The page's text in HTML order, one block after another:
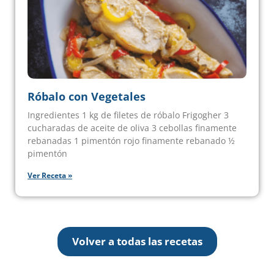
Róbalo con Vegetales
Ingredientes 1 kg de filetes de róbalo Frigogher 3
cucharadas de aceite de oliva 3 cebollas finamente
rebanadas 1 pimentón rojo finamente rebanado ½
pimentón
Ver Receta »
Volver a todas las recetas